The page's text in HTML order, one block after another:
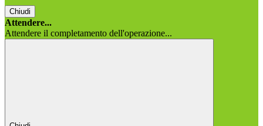
Chiudi
Attendere...
Attendere il completamento dell'operazione...